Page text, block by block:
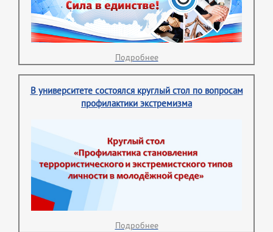
Подробнее
В университете состоялся круглый стол по вопросам
профилактики экстремизма
Подробнее